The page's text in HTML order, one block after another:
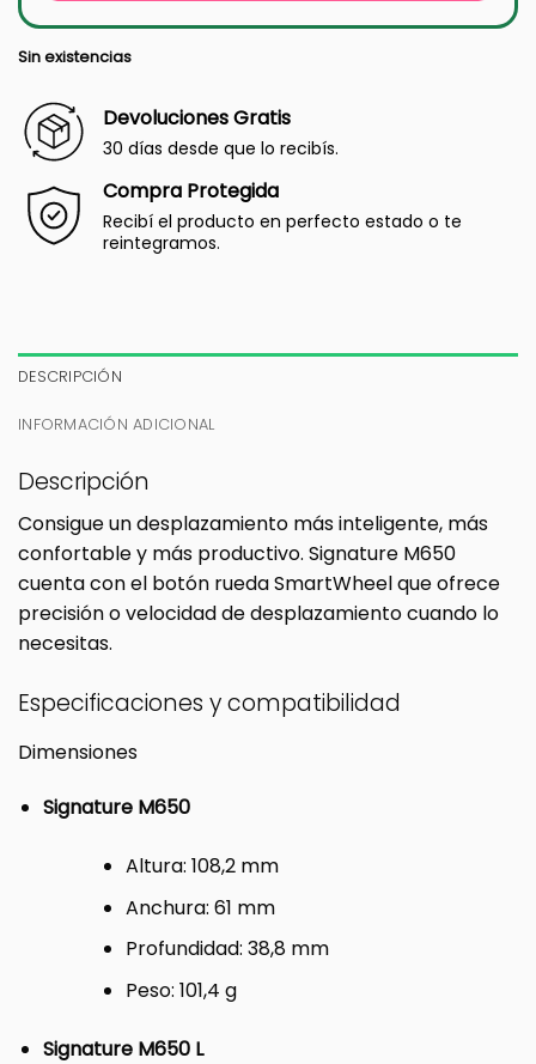
Sin existencias
Devoluciones Gratis
30 días desde que lo recibís.
Compra Protegida
Recibí el producto en perfecto estado o te
reintegramos.
DESCRIPCIÓN
INFORMACIÓN ADICIONAL
Descripción
Consigue un desplazamiento más inteligente, más
confortable y más productivo. Signature M650
cuenta con el botón rueda SmartWheel que ofrece
precisión o velocidad de desplazamiento cuando lo
necesitas.
Especificaciones y compatibilidad
Dimensiones
Signature M650
Altura: 108,2 mm
Anchura: 61 mm
Profundidad: 38,8 mm
Peso: 101,4 g
Signature M650 L